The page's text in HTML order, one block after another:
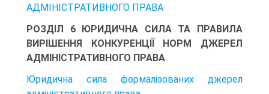
АДМІНІСТРАТИВНОГО ПРАВА
РОЗДІЛ 6 ЮРИДИЧНА СИЛА ТА ПРАВИЛА
ВИРІШЕННЯ КОНКУРЕНЦІЇ НОРМ ДЖЕРЕЛ
АДМІНІСТРАТИВНОГО ПРАВА
Юридична сила формалізованих джерел